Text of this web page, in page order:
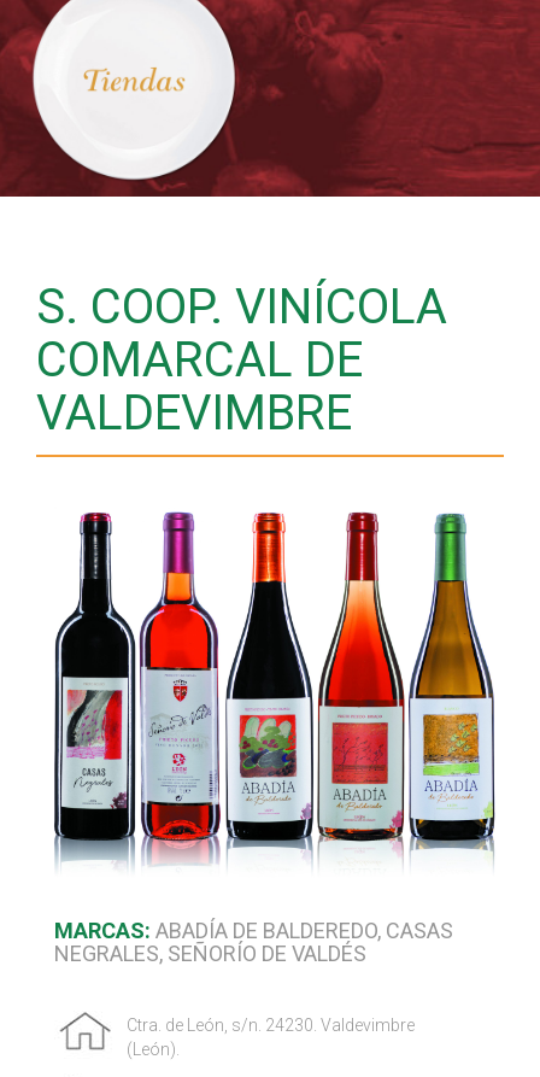
S. COOP. VINÍCOLA
COMARCAL DE
VALDEVIMBRE
MARCAS: ABADÍA DE BALDEREDO, CASAS
NEGRALES, SEÑORÍO DE VALDÉS
Ctra. de León, s/n. 24230. Valdevimbre
(León).